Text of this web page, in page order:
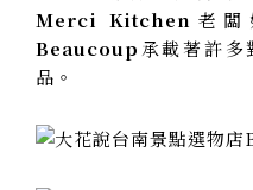
Merci Kitchen 老闆
Beaucoup 承載著許多
品。